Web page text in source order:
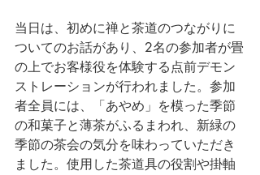
当日は、初めに禅と茶道のつながりに
ついてのお話があり、2名の参加者が畳
の上でお客様役を体験する点前デモン
ストレーションが行われました。参加
者全員には、「あやめ」を模った季節
の和菓子と薄茶がふるまわれ、新緑の
季節の茶会の気分を味わっていただき
ました。使用した茶道具の役割や掛軸